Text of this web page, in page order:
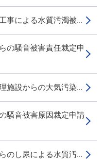
事による水質汚濁被...
の騒音被害責任裁定申
施設からの大気汚染...
騒音被害原因裁定申請
のし尿による水質汚...